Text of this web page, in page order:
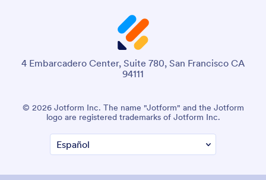
4 Embarcadero Center, Suite 780, San Francisco CA
94111
© 2026 Jotform Inc. The name "Jotform" and the Jotform
logo are registered trademarks of Jotform Inc.